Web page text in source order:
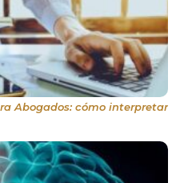
Abogados: cómo interpretar